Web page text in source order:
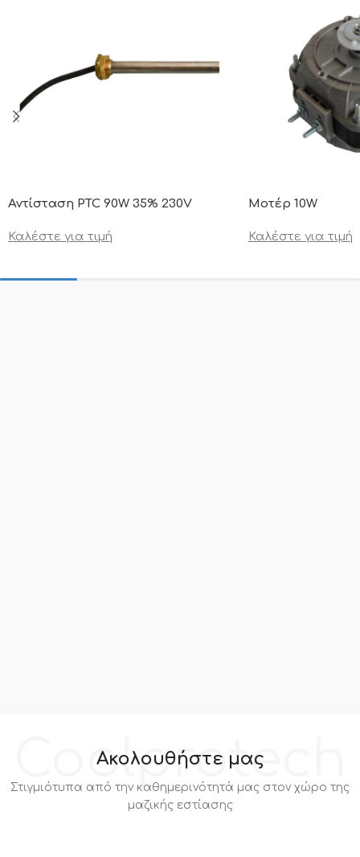
Αντίσταση PTC 90W 35% 230V
Καλέστε για τιμή
Μοτέρ 10W
Καλέστε για τιμή
Coolprotech
Ακολουθήστε μας
Στιγμιότυπα από την καθημερινότητά μας στον χώρο της
μαζικής εστίασης